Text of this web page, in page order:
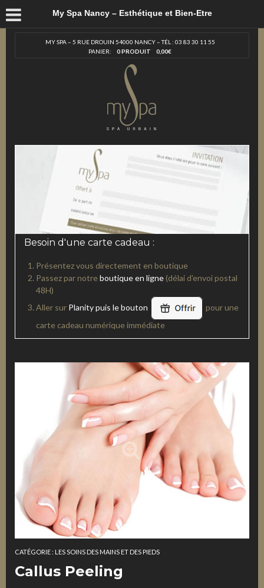
My Spa Nancy – Esthétique et Bien-Etre
MY SPA – 5 RUE DROUIN 54000 NANCY – TÉL : 03 83 30 11 55
PANIER:
0 PRODUIT 0,00€
Besoin d'une carte cadeau :
Présentez vous directement en boutique
Passez par notre boutique en ligne (délai d'envoi postal
48H)
Aller sur Planity puis le bouton
pour une
carte cadeau numérique immédiate
CATÉGORIE : LES SOINS DES MAINS ET DES PIEDS
Callus Peeling